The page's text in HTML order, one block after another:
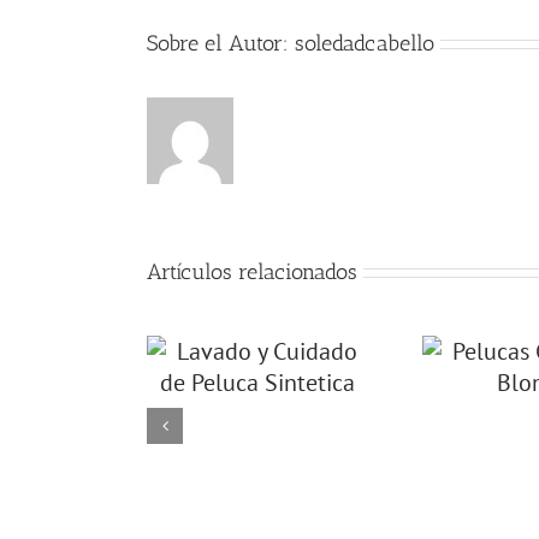
Sobre el Autor: soledadcabello
Artículos relacionados
Pelucas Colección